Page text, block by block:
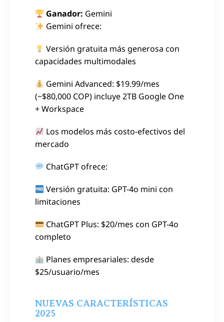
Ganador: Gemini
Gemini ofrece:
Versión gratuita más generosa con
capacidades multimodales
Gemini Advanced: $19.99/mes
(~$80,000 COP) incluye 2TB Google One
+ Workspace
Los modelos más costo-efectivos del
mercado
ChatGPT ofrece:
Versión gratuita: GPT-4o mini con
limitaciones
ChatGPT Plus: $20/mes con GPT-4o
completo
Planes empresariales: desde
$25/usuario/mes
NUEVAS CARACTERÍSTICAS
2025